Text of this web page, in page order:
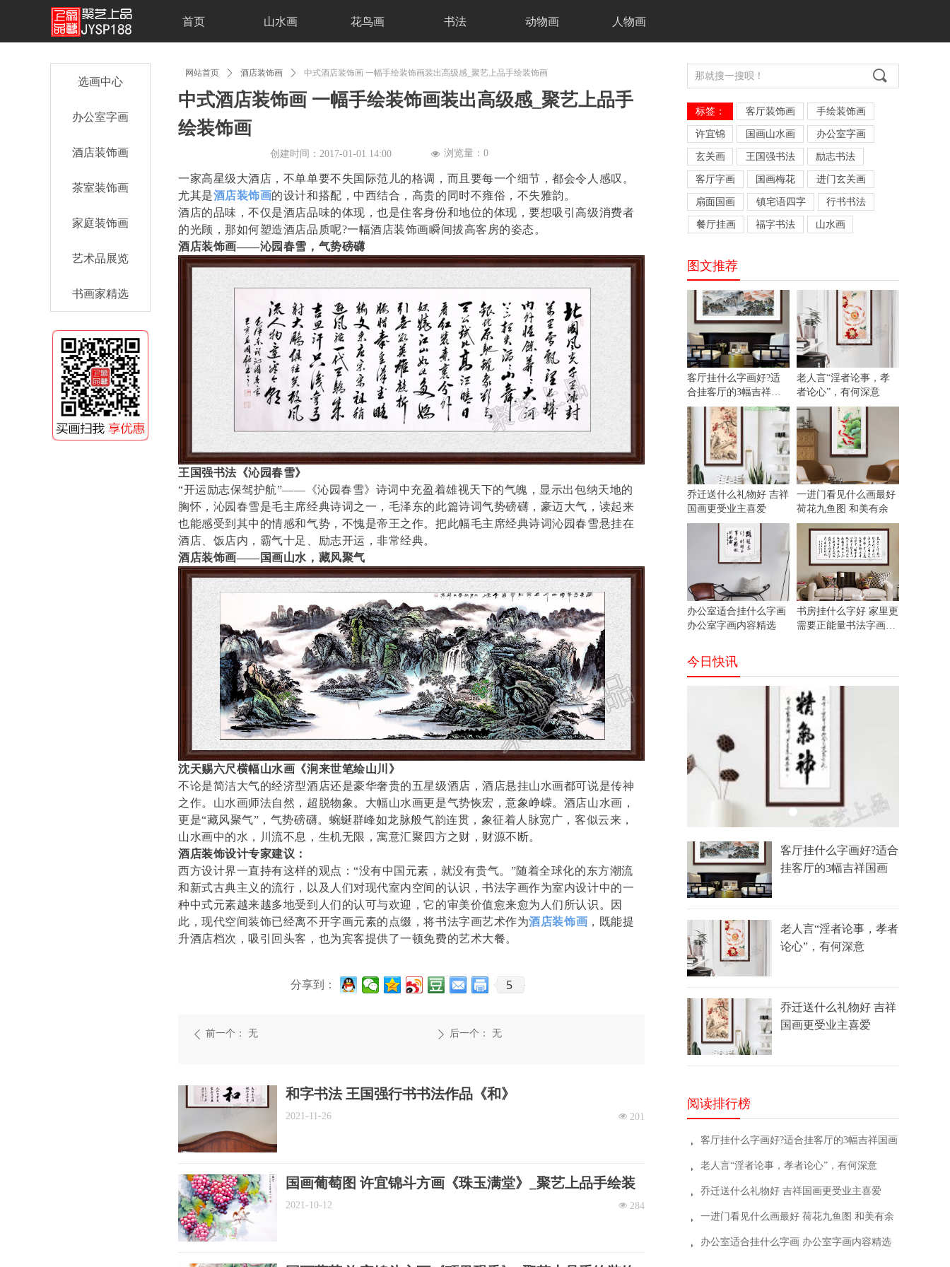
首页 山水画 花鸟画 书法 动物画 人物画
끠
标签：
许宜锦
玄关画
客厅字画
扇面国画
餐厅挂画
客厅装饰画 手绘装饰画
国画山水画 办公室字画
王国强书法
镇宅语四字
福字书法
国画梅花
励志书法
行书书法
进门玄关画
山水画
图文推荐
客厅挂什么字画好?适
合挂客厅的3幅吉祥国
画
老人言“淫者论事，孝
者论心”，有何深意
乔迁送什么礼物好 吉祥
国画更受业主喜爱
一进门看见什么画最好
荷花九鱼图 和美有余
办公室适合挂什么字画
办公室字画内容精选
书房挂什么字好 家里更
需要正能量书法字画的
今日快讯
客厅挂什么字画好?适合
挂客厅的3幅吉祥国画
老人言“淫者论事，孝者
论心”，有何深意
乔迁送什么礼物好 吉祥
国画更受业主喜爱
创建时间： 2017-01-01 14:00 넶 浏览量： 0
阅读排行榜
뀧 客厅挂什么字画好?适合挂客厅的3幅吉祥国画
뀧 老人言“淫者论事，孝者论心”，有何深意
뀧 乔迁送什么礼物好 吉祥国画更受业主喜爱
뀧 一进门看见什么画最好 荷花九鱼图 和美有余
뀧 办公室适合挂什么字画 办公室字画内容精选
分享到： 5
ꄴ 前一个： 无 ꄲ 后一个： 无
和字书法 王国强行书书法作品《和》
넶 201
2021-11-26
国画葡萄图 许宜锦斗方画《珠玉满堂》_聚艺上品手绘装
饰画
넶 284
2021-10-12
一家高星级大酒店，不单单要不失国际范儿的格调，而且要每一个细节，都会令人感叹。
尤其是酒店装饰画的设计和搭配，中西结合，高贵的同时不雍俗，不失雅韵。
酒店的品味，不仅是酒店品味的体现，也是住客身份和地位的体现，要想吸引高级消费者
的光顾，那如何塑造酒店品质呢?一幅酒店装饰画瞬间拔高客房的姿态。
酒店装饰画——沁园春雪，气势磅礴
王国强书法《沁园春雪》
“开运励志保驾护航”——《沁园春雪》诗词中充盈着雄视天下的气魄，显示出包纳天地的
胸怀，沁园春雪是毛主席经典诗词之一，毛泽东的此篇诗词气势磅礴，豪迈大气，读起来
也能感受到其中的情感和气势，不愧是帝王之作。把此幅毛主席经典诗词沁园春雪悬挂在
酒店、饭店内，霸气十足、励志开运，非常经典。
酒店装饰画——国画山水，藏风聚气
沈天赐六尺横幅山水画《涧来世笔绘山川》
不论是简洁大气的经济型酒店还是豪华奢贵的五星级酒店，酒店悬挂山水画都可说是传神
之作。山水画师法自然，超脱物象。大幅山水画更是气势恢宏，意象峥嵘。酒店山水画，
更是“藏风聚气”，气势磅礴。蜿蜒群峰如龙脉般气韵连贯，象征着人脉宽广，客似云来，
山水画中的水，川流不息，生机无限，寓意汇聚四方之财，财源不断。
酒店装饰设计专家建议：
西方设计界一直持有这样的观点：“没有中国元素，就没有贵气。”随着全球化的东方潮流
和新式古典主义的流行，以及人们对现代室内空间的认识，书法字画作为室内设计中的一
种中式元素越来越多地受到人们的认可与欢迎，它的审美价值愈来愈为人们所认识。因
此，现代空间装饰已经离不开字画元素的点缀，将书法字画艺术作为酒店装饰画 ，既能提
升酒店档次，吸引回头客，也为宾客提供了一顿免费的艺术大餐。
中式酒店装饰画 一幅手绘装饰画装出高级感_聚艺上品手
绘装饰画
网站首页 ꄲ 酒店装饰画 ꄲ 中式酒店装饰画 一幅手绘装饰画装出高级感_聚艺上品手绘装饰画
选画中心
办公室字画
酒店装饰画
茶室装饰画
家庭装饰画
艺术品展览
书画家精选